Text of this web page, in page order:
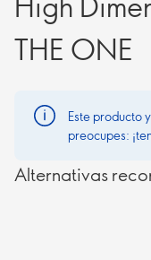
THE ONE
Este producto
preocupes:
Alternativas